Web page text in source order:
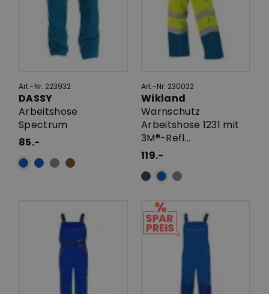
Art.-Nr. 223932
DASSY
Arbeitshose
Spectrum
85.-
Art.-Nr. 230032
Wikland
Warnschutz
Arbeitshose 1231 mit
3M®-Refl...
119.-